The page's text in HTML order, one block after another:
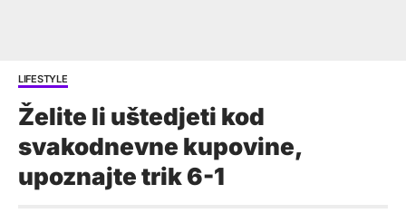
LIFESTYLE
Želite li uštedjeti kod
svakodnevne kupovine,
upoznajte trik 6-1